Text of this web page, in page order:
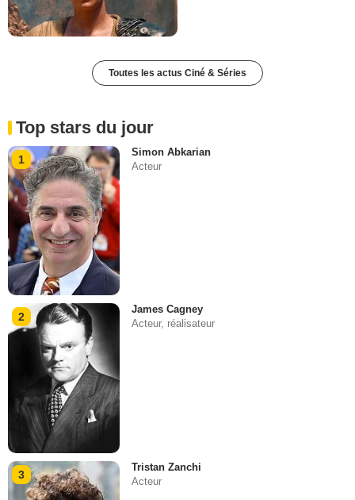
Toutes les actus Ciné & Séries
Top stars du jour
1
Simon Abkarian
Acteur
2
James Cagney
Acteur, réalisateur
3
Tristan Zanchi
Acteur